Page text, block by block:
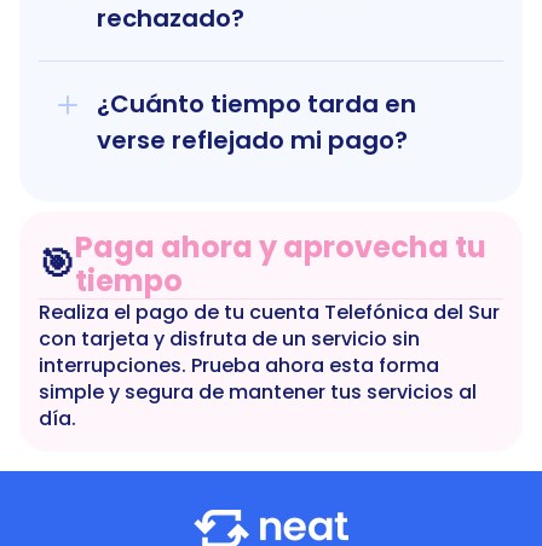
rechazado?
¿Cuánto tiempo tarda en
verse reflejado mi pago?
🎯Paga ahora y aprovecha tu
tiempo
Realiza el pago de tu cuenta Telefónica del Sur
con tarjeta y disfruta de un servicio sin
interrupciones. Prueba ahora esta forma
simple y segura de mantener tus servicios al
día.